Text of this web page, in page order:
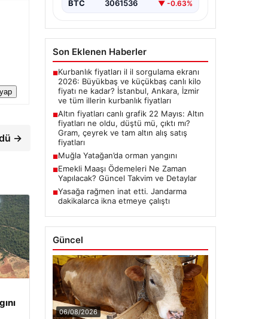
→
BTC 3061536 ▼ -0.63%
Son Eklenen Haberler
■Kurbanlık fiyatları il il sorgulama ekranı
2026: Büyükbaş ve küçükbaş canlı kilo
fiyatı ne kadar? İstanbul, Ankara, İzmir
ve tüm illerin kurbanlık fiyatları
■Altın fiyatları canlı grafik 22 Mayıs: Altın
fiyatları ne oldu, düştü mü, çıktı mı?
Gram, çeyrek ve tam altın alış satış
fiyatları
■Muğla Yatağan’da orman yangını
■Emekli Maaşı Ödemeleri Ne Zaman
Yapılacak? Güncel Takvim ve Detaylar
■Yasağa rağmen inat etti. Jandarma
dakikalarca ikna etmeye çalıştı
Güncel
06/08/2026